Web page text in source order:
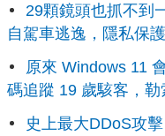
29顆鏡頭也抓不到
自駕車逃逸，隱私保
原來 Windows 11
碼追蹤 19 歲駭客，
史上最大DDoS攻